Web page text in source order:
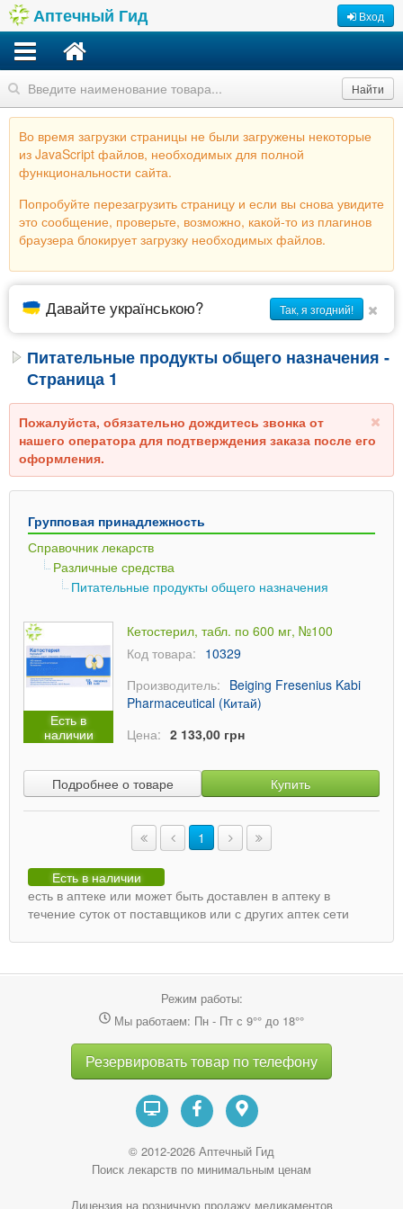
Аптечный Гид Вход
Найти
Во время загрузки страницы не были загружены некоторые
из JavaScript файлов, необходимых для полной
функциональности сайта.
Попробуйте перезагрузить страницу и если вы снова увидите
это сообщение, проверьте, возможно, какой-то из плагинов
браузера блокирует загрузку необходимых файлов.
Давайте українською? Так, я згодний!
Питательные продукты общего назначения -
Страница 1
Пожалуйста, обязательно дождитесь звонка от
нашего оператора для подтверждения заказа после его
оформления.
Групповая принадлежность
Справочник лекарств
Различные средства
Питательные продукты общего назначения
Есть в
наличии
Кетостерил, табл. по 600 мг, №100
Код товара: 10329
Производитель: Beiging Fresenius Kabi
Pharmaceutical (Китай)
Цена: 2 133,00 грн
Подробнее о товаре Купить
1
Есть в наличии
есть в аптеке или может быть доставлен в аптеку в
течение суток от поставщиков или с других аптек сети
Режим работы:
Мы работаем: Пн - Пт с 9°° до 18°°
Резервировать товар по телефону
© 2012-2026 Аптечный Гид
Поиск лекарств по минимальным ценам
Лицензия на розничную продажу медикаментов